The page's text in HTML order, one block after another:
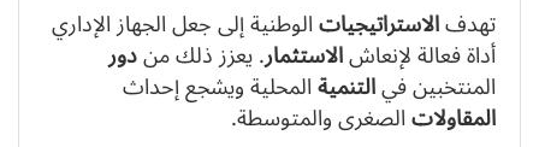
تهدفالاستراتيجياتالوطنية إلى جعل الجهاز الإداري
أداة فعالة لإنعاشالاستثمار. يعزز ذلك مندور
المنتخبين فيالتنميةالمحلية ويشجع إحداث
المقاولاتالصغرى والمتوسطة.